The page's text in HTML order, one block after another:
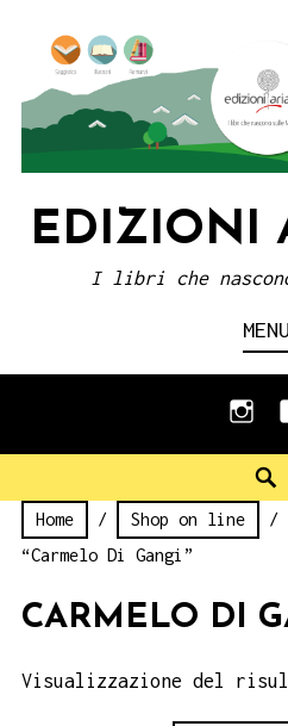
content
EDIZIONI
I libri che
MENU
Home / Shop on line
/
“Carmelo Di Gangi”
CARMELO DI
Visualizzazione del